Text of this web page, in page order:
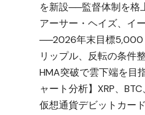
を新設──監督体制を格
アーサー・ヘイズ、イ
──2026年末目標5,000
リップル、反転の条件
HMA突破で雲下端を目
ャート分析】XRP、BTC
仮想通貨デビットカー